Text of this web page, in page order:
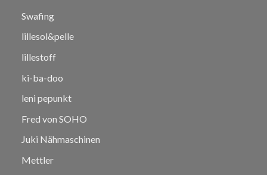
Swafing
lillesol&pelle
lillestoff
ki-ba-doo
leni pepunkt
Fred von SOHO
Juki Nähmaschinen
Mettler